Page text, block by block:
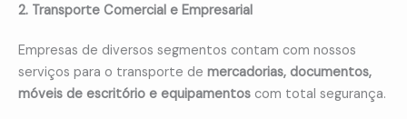
2. Transporte Comercial e Empresarial
Empresas de diversos segmentos contam com nossos
serviços para o transporte de mercadorias, documentos,
móveis de escritório e equipamentos com total segurança.